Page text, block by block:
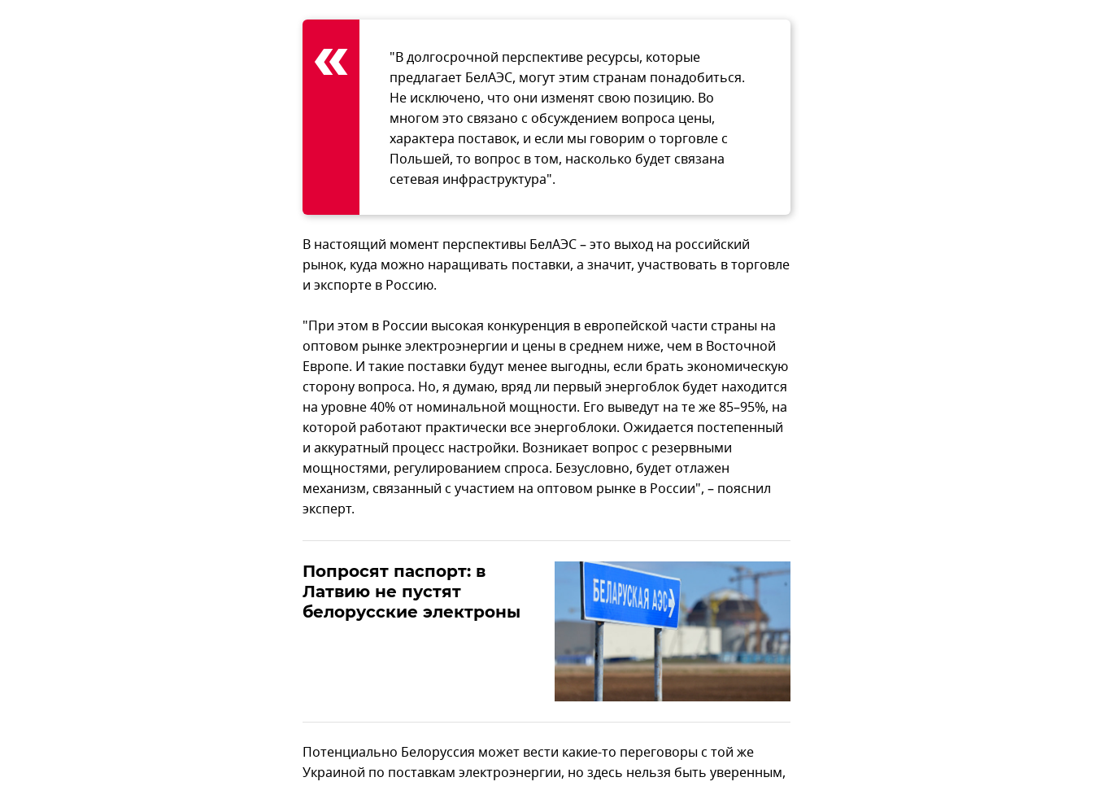
"В долгосрочной перспективе ресурсы, которые
предлагает БелАЭС, могут этим странам понадобиться.
Не исключено, что они изменят свою позицию. Во
многом это связано с обсуждением вопроса цены,
характера поставок, и если мы говорим о торговле с
Польшей, то вопрос в том, насколько будет связана
сетевая инфраструктура".
В настоящий момент перспективы БелАЭС – это выход на российский
рынок, куда можно наращивать поставки, а значит, участвовать в торговле
и экспорте в Россию.
"При этом в России высокая конкуренция в европейской части страны на
оптовом рынке электроэнергии и цены в среднем ниже, чем в Восточной
Европе. И такие поставки будут менее выгодны, если брать экономическую
сторону вопроса. Но, я думаю, вряд ли первый энергоблок будет находится
на уровне 40% от номинальной мощности. Его выведут на те же 85–95%, на
которой работают практически все энергоблоки. Ожидается постепенный
и аккуратный процесс настройки. Возникает вопрос с резервными
мощностями, регулированием спроса. Безусловно, будет отлажен
механизм, связанный с участием на оптовом рынке в России", – пояснил
эксперт.
Попросят паспорт: в
Латвию не пустят
белорусские электроны
Потенциально Белоруссия может вести какие-то переговоры с той же
Украиной по поставкам электроэнергии, но здесь нельзя быть уверенным,